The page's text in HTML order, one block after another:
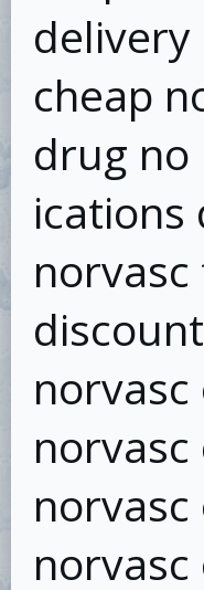
cheap
drug no
ications